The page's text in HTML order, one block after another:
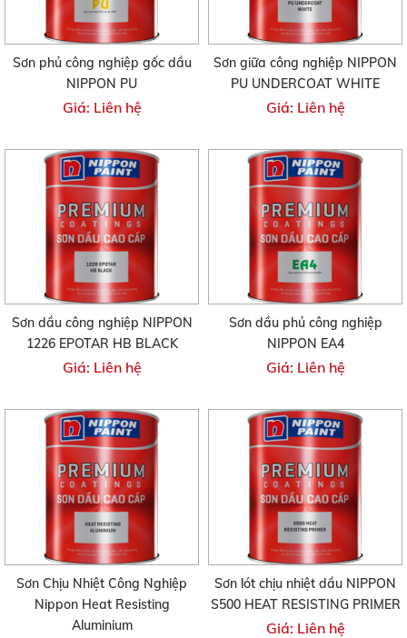
Sơn phủ công nghiệp gốc dầu
NIPPON PU
Giá: Liên hệ
Sơn giữa công nghiệp NIPPON
PU UNDERCOAT WHITE
Giá: Liên hệ
Sơn dầu công nghiệp NIPPON
1226 EPOTAR HB BLACK
Giá: Liên hệ
Sơn dầu phủ công nghiệp
NIPPON EA4
Giá: Liên hệ
Sơn Chịu Nhiệt Công Nghiệp
Nippon Heat Resisting
Aluminium
Sơn lót chịu nhiệt dầu NIPPON
S500 HEAT RESISTING PRIMER
Giá: Liên hệ